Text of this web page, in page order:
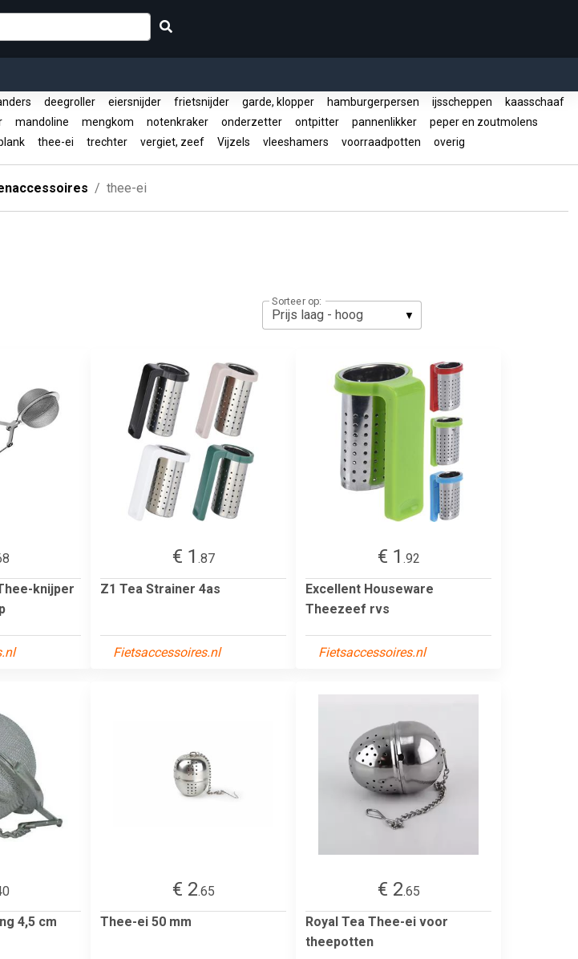
deegroller eiersnijder frietsnijder garde, klopper hamburgerpersen ijsscheppen
kaasschaaf
mandoline mengkom notenkraker onderzetter ontpitter pannenlikker
peper en zoutmolens
thee-ei trechter vergiet, zeef Vijzels vleeshamers voorraadpotten overig
thee-ei
Sorteer op:
knijper
€ 1 .87
Z1 Tea Strainer 4as
Fietsaccessoires.nl
€ 1 .92
Excellent Houseware
Theezeef rvs
Fietsaccessoires.nl
4,5 cm
€ 2.65
Thee-ei 50 mm
€ 2.65
Royal Tea Thee-ei voor
theepotten